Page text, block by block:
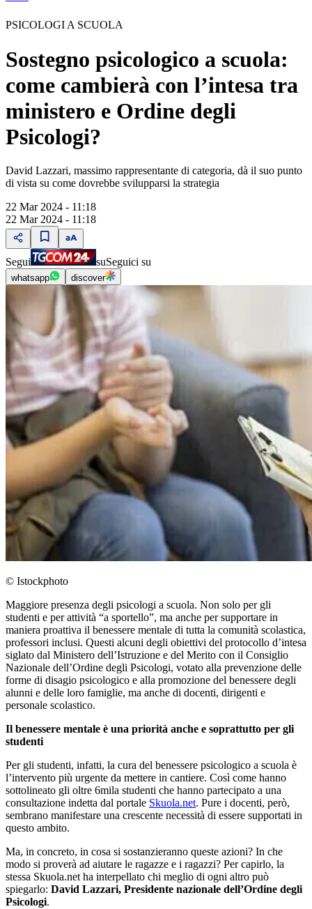
PSICOLOGI A SCUOLA
Sostegno psicologico a scuola:
come cambierà con l’intesa tra
ministero e Ordine degli
Psicologi?
David Lazzari, massimo rappresentante di categoria, dà il suo punto
di vista su come dovrebbe svilupparsi la strategia
22 Mar 2024 - 11:18
22 Mar 2024 - 11:18
Segui suSeguici su
whatsapp discover
© Istockphoto
Maggiore presenza degli psicologi a scuola. Non solo per gli
studenti e per attività “a sportello”, ma anche per supportare in
maniera proattiva il benessere mentale di tutta la comunità scolastica,
professori inclusi. Questi alcuni degli obiettivi del protocollo d’intesa
siglato dal Ministero dell’Istruzione e del Merito con il Consiglio
Nazionale dell’Ordine degli Psicologi, votato alla prevenzione delle
forme di disagio psicologico e alla promozione del benessere degli
alunni e delle loro famiglie, ma anche di docenti, dirigenti e
personale scolastico.
Il benessere mentale è una priorità anche e soprattutto per gli
studenti
Per gli studenti, infatti, la cura del benessere psicologico a scuola è
l’intervento più urgente da mettere in cantiere. Così come hanno
sottolineato gli oltre 6mila studenti che hanno partecipato a una
consultazione indetta dal portale Skuola.net. Pure i docenti, però,
sembrano manifestare una crescente necessità di essere supportati in
questo ambito.
Ma, in concreto, in cosa si sostanzieranno queste azioni? In che
modo si proverà ad aiutare le ragazze e i ragazzi? Per capirlo, la
stessa Skuola.net ha interpellato chi meglio di ogni altro può
spiegarlo: David Lazzari, Presidente nazionale dell’Ordine degli
Psicologi.